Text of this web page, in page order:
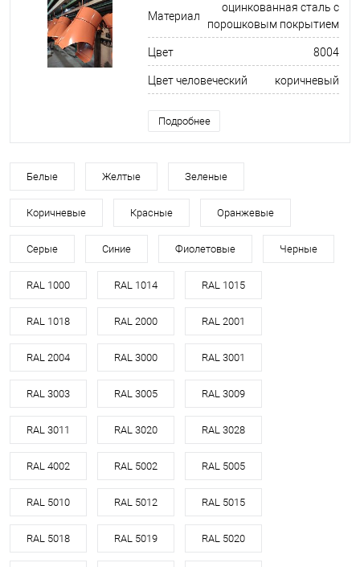
Материал
оцинкованная сталь с
порошковым покрытием
Цвет 8004
Цвет человеческий коричневый
Подробнее
Белые Желтые Зеленые
Коричневые Красные Оранжевые
Серые Синие Фиолетовые Черные
RAL 1000 RAL 1014 RAL 1015
RAL 1018 RAL 2000 RAL 2001
RAL 2004 RAL 3000 RAL 3001
RAL 3003 RAL 3005 RAL 3009
RAL 3011 RAL 3020 RAL 3028
RAL 4002 RAL 5002 RAL 5005
RAL 5010 RAL 5012 RAL 5015
RAL 5018 RAL 5019 RAL 5020